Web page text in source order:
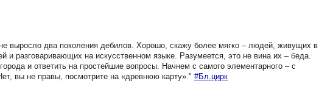
выросло два поколения дебилов. Хорошо, скажу более мягко – людей, живущих в
разговаривающих на искусственном языке. Разумеется, это не вина их – беда.
и ответить на простейшие вопросы. Начнем с самого элементарного – с
вы не правы, посмотрите на «древнюю карту»." #Бл.цирк